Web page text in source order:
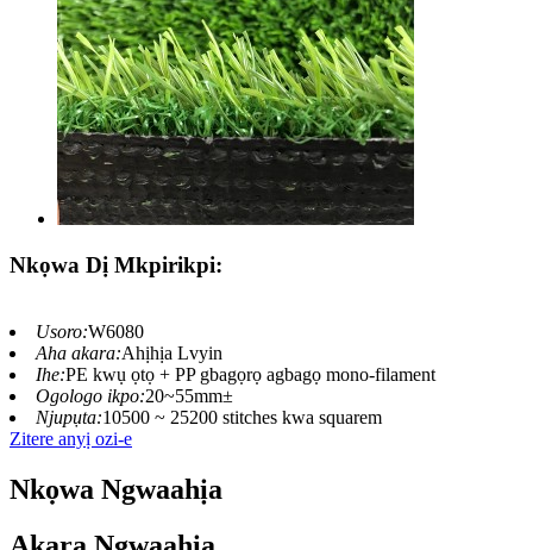
Nkọwa Dị Mkpirikpi:
Usoro:W6080
Aha akara:Ahịhịa Lvyin
Ihe:PE kwụ ọtọ + PP gbagọrọ agbagọ mono-filament
Ogologo ikpo:20~55mm±
Njupụta:10500 ~ 25200 stitches kwa squarem
Zitere anyị ozi-e
Nkọwa Ngwaahịa